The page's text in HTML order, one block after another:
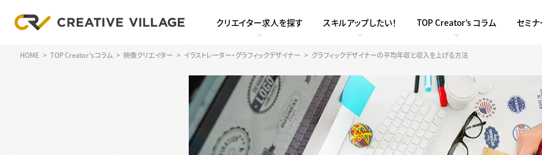
クリエイター求人を探す スキルアップしたい！ TOP Creator’s コラム セミナ
HOME TOP Creator's コラム 映像クリエイター イラストレーター・グラフィックデザイナー グラフィックデザイナーの平均年収と収入を上げる方法